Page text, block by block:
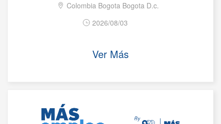
Colombia Bogota Bogota D.c.
2026/08/03
Ver Más